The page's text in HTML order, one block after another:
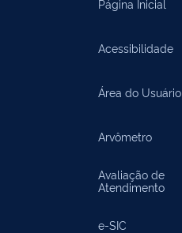
Página Inicial
Acessibilidade
Área do Usuário
Arvômetro
Avaliação de
Atendimento
e-SIC